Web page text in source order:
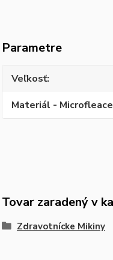
Parametre
Veľkosť
Materiál - Microfleace
Tovar zaradený v
Zdravotnícke Mikiny